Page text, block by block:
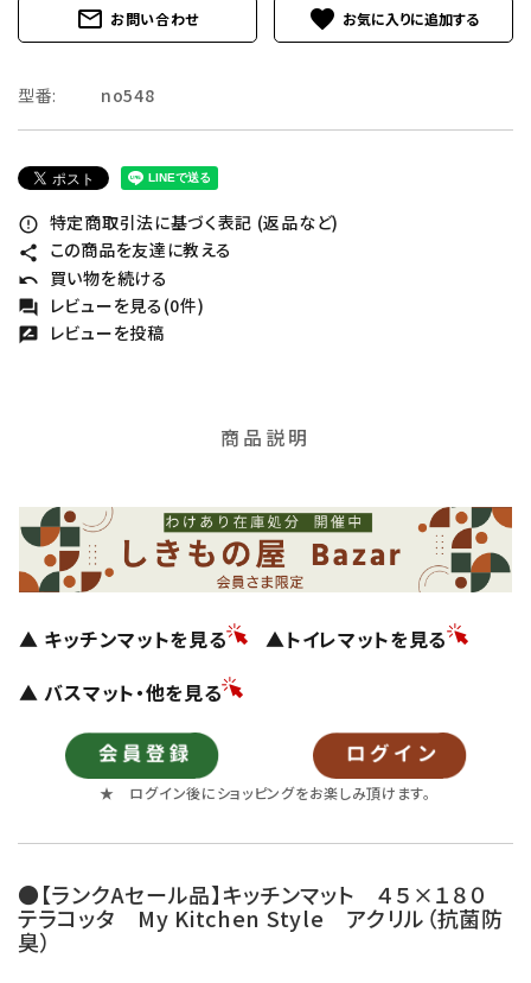
mail_outline お問い合わせ favorite
型番: no548
error_outline 特定商取引法に基づく表記 (返品など)
share この商品を友達に教える
undo 買い物を続ける
forum レビューを見る(0件)
rate_review レビューを投稿
商品説明
▲ キッチンマットを見る
▲トイレマットを見る
▲ バスマット・他を見る
★ ログイン後にショッピングをお楽しみ頂けます。
●【ランクAセール品】キッチンマット ４５×１８０
テラコッタ My Kitchen Style アクリル（抗菌防
臭）